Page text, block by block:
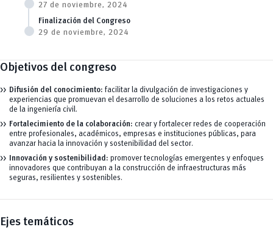
27 de noviembre, 2024
Finalización del Congreso
29 de noviembre, 2024
Objetivos del congreso
Difusión del conocimiento: facilitar la divulgación de investigaciones y
experiencias que promuevan el desarrollo de soluciones a los retos actuales
de la ingeniería civil.
Fortalecimiento de la colaboración: crear y fortalecer redes de cooperación
entre profesionales, académicos, empresas e instituciones públicas, para
avanzar hacia la innovación y sostenibilidad del sector.
Innovación y sostenibilidad: promover tecnologías emergentes y enfoques
innovadores que contribuyan a la construcción de infraestructuras más
seguras, resilientes y sostenibles.
Ejes temáticos